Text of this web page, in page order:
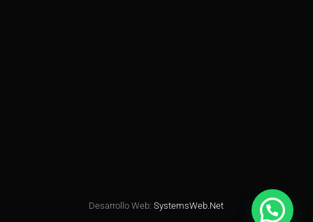
Desarrollo Web: SystemsWeb.Net